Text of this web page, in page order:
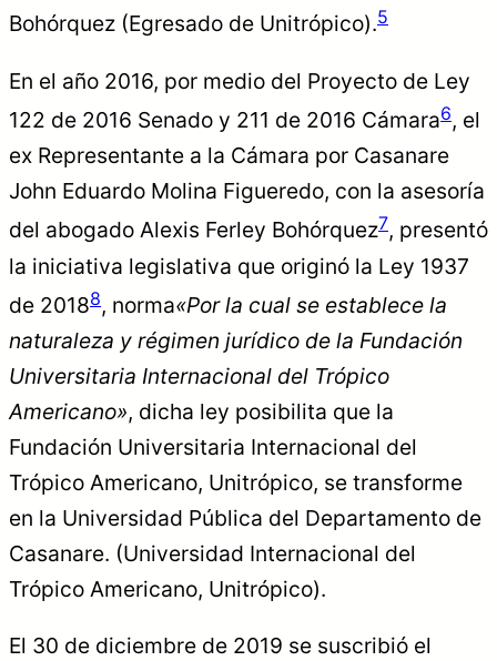
Bohórquez (Egresado de Unitrópico).5
En el año 2016, por medio del Proyecto de Ley
122 de 2016 Senado y 211 de 2016 Cámara6, el
ex Representante a la Cámara por Casanare
John Eduardo Molina Figueredo, con la asesoría
del abogado Alexis Ferley Bohórquez7, presentó
la iniciativa legislativa que originó la Ley 1937
de 20188, norma«Por la cual se establece la
naturaleza y régimen jurídico de la Fundación
Universitaria Internacional del Trópico
Americano», dicha ley posibilita que la
Fundación Universitaria Internacional del
Trópico Americano, Unitrópico, se transforme
en la Universidad Pública del Departamento de
Casanare. (Universidad Internacional del
Trópico Americano, Unitrópico).
El 30 de diciembre de 2019 se suscribió el